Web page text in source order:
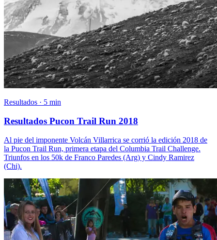
Resultados · 5 min
Resultados Pucon Trail Run 2018
Al pie del imponente Volcán Villarrica se corrió la edición 2018 de
la Pucon Trail Run, primera etapa del Columbia Trail Challenge.
Triunfos en los 50k de Franco Paredes (Arg) y Cindy Ramirez
(Chi).